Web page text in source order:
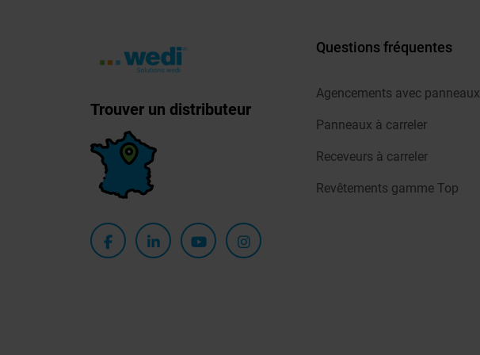
Trouver un distributeur
Questions fréquentes
Agencements avec panneaux
Panneaux à carreler
Receveurs à carreler
Revêtements gamme Top